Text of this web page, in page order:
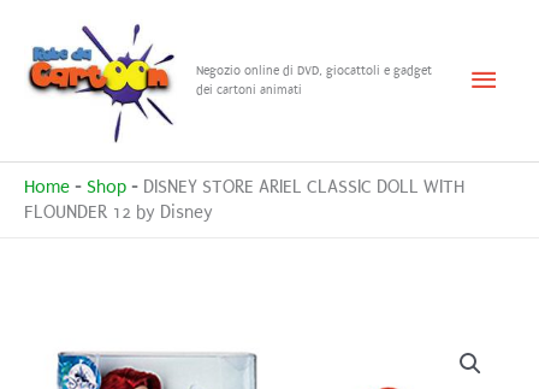
contenuto
Negozio online di DVD, giocattoli e gadget
dei cartoni animati
Menu
Home - Shop - DISNEY STORE ARIEL CLASSIC DOLL WITH
FLOUNDER 12 by Disney